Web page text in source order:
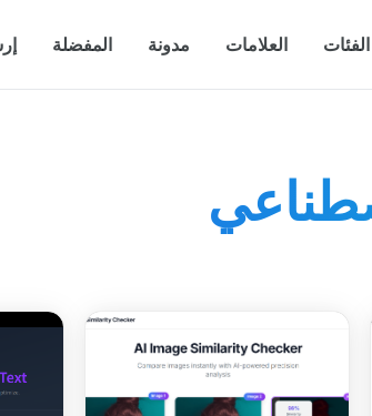
الفئات العلامات مدونة المفضلة